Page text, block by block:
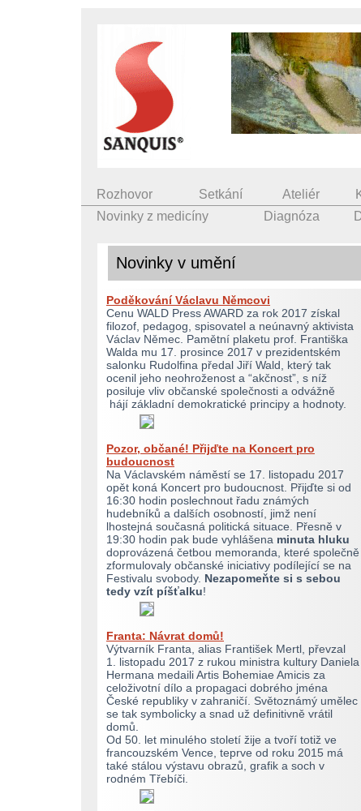
Rozhovor Setkání Ateliér
Novinky z medicíny
Diagnóza
Novinky v umění
Poděkování Václavu Němcovi
Cenu WALD Press AWARD za rok 2017 získal
filozof, pedagog, spisovatel a neúnavný aktivista
Václav Němec. Pamětní plaketu prof. Františka
Walda mu 17. prosince 2017 v prezidentském
salonku Rudolfina předal Jiří Wald, který tak
ocenil jeho neohroženost a “akčnost”, s níž
posiluje vliv občanské společnosti a odvážně
hájí základní demokratické principy a hodnoty.
Pozor, občané! Přijďte na Koncert pro
budoucnost
Na Václavském náměstí se 17. listopadu 2017
opět koná Koncert pro budoucnost. Přijďte si od
16:30 hodin poslechnout řadu známých
hudebníků a dalších osobností, jimž není
lhostejná současná politická situace. Přesně v
19:30 hodin pak bude vyhlášena minuta hluku
doprovázená četbou memoranda, které společně
zformulovaly občanské iniciativy podílející se na
Festivalu svobody. Nezapomeňte si s sebou
tedy vzít píšťalku!
Franta: Návrat domů!
Výtvarník Franta, alias František Mertl, převzal
1. listopadu 2017 z rukou ministra kultury Daniela
Hermana medaili Artis Bohemiae Amicis za
celoživotní dílo a propagaci dobrého jména
České republiky v zahraničí. Světoznámý umělec
se tak symbolicky a snad už definitivně vrátil
domů.
Od 50. let minulého století žije a tvoří totiž ve
francouzském Vence, teprve od roku 2015 má
také stálou výstavu obrazů, grafik a soch v
rodném Třebíči.